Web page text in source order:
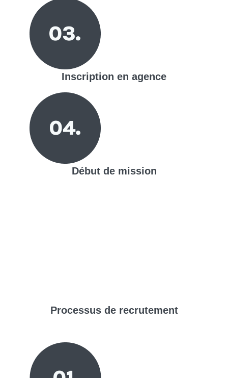
Inscription en agence
Début de mission
Processus de recrutement